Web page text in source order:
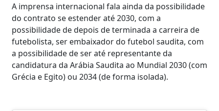
A imprensa internacional fala ainda da possibilidade
do contrato se estender até 2030, com a
possibilidade de depois de terminada a carreira de
futebolista, ser embaixador do futebol saudita, com
a possibilidade de ser até representante da
candidatura da Arábia Saudita ao Mundial 2030 (com
Grécia e Egito) ou 2034 (de forma isolada).